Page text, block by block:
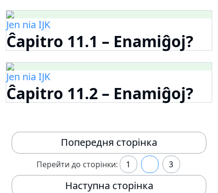
Jen nia IJK
Ĉapitro 11.1 – Enamiĝoj?
Jen nia IJK
Ĉapitro 11.2 – Enamiĝoj?
Попередня сторінка
Перейти до сторінки: 1 3
Наступна сторінка